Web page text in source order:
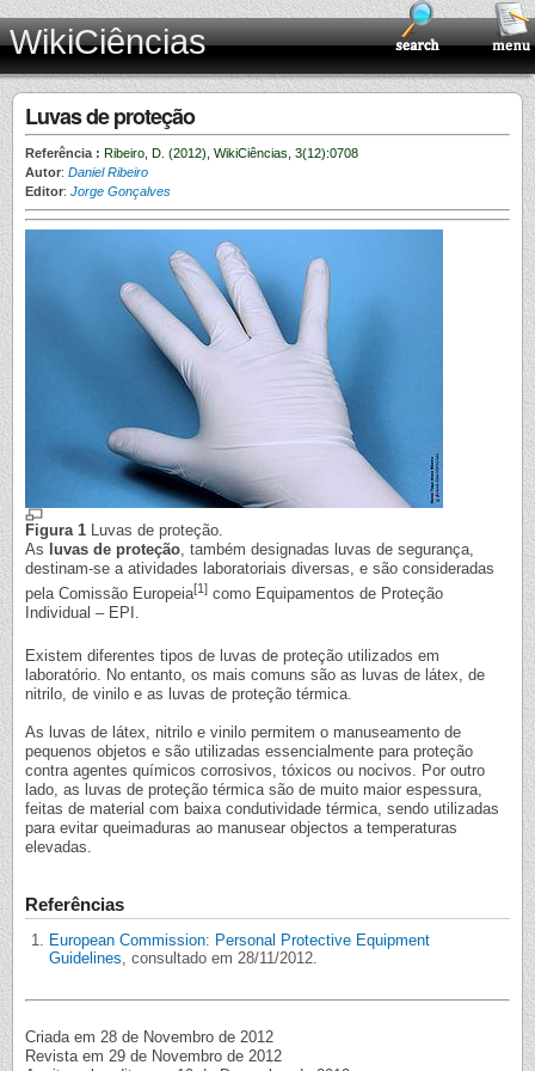
WikiCiências
Luvas de proteção
Referência : Ribeiro, D. (2012), WikiCiências, 3(12):0708
Autor: Daniel Ribeiro
Editor: Jorge Gonçalves
Figura 1 Luvas de proteção.
As luvas de proteção , também designadas luvas de segurança,
destinam-se a atividades laboratoriais diversas, e são consideradas
pela Comissão Europeia[1] como Equipamentos de Proteção
Individual – EPI.
Existem diferentes tipos de luvas de proteção utilizados em
laboratório. No entanto, os mais comuns são as luvas de látex, de
nitrilo, de vinilo e as luvas de proteção térmica.
As luvas de látex, nitrilo e vinilo permitem o manuseamento de
pequenos objetos e são utilizadas essencialmente para proteção
contra agentes químicos corrosivos, tóxicos ou nocivos. Por outro
lado, as luvas de proteção térmica são de muito maior espessura,
feitas de material com baixa condutividade térmica, sendo utilizadas
para evitar queimaduras ao manusear objectos a temperaturas
elevadas.
Referências
European Commission: Personal Protective Equipment
Guidelines, consultado em 28/11/2012.
Criada em 28 de Novembro de 2012
Revista em 29 de Novembro de 2012